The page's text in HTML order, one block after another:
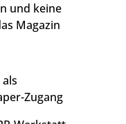
und keine
Magazin
Zugang